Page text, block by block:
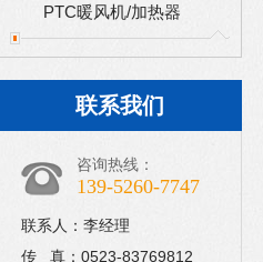
PTC暖风机/加热器
联系我们
咨询热线：
139-5260-7747
联系人：李经理
传 真：0523-83769812